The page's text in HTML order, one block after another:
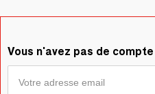
Vous n'avez pas de